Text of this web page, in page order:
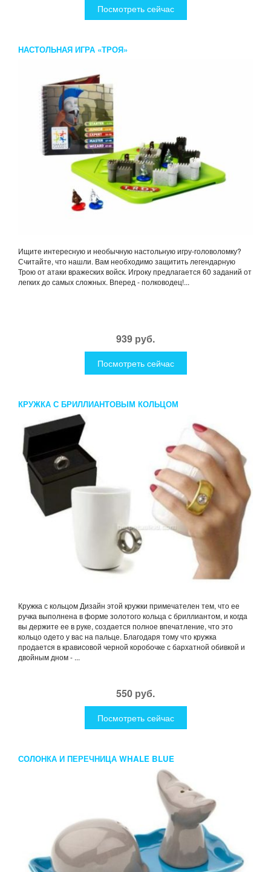
Посмотреть сейчас
НАСТОЛЬНАЯ ИГРА «ТРОЯ»
Ищите интересную и необычную настольную игру-головоломку?
Считайте, что нашли. Вам необходимо защитить легендарную
Трою от атаки вражеских войск. Игроку предлагается 60 заданий от
легких до самых сложных. Вперед - полководец!...
939 руб.
Посмотреть сейчас
КРУЖКА С БРИЛЛИАНТОВЫМ КОЛЬЦОМ
Кружка с кольцом Дизайн этой кружки примечателен тем, что ее
ручка выполнена в форме золотого кольца с бриллиантом, и когда
вы держите ее в руке, создается полное впечатление, что это
кольцо одето у вас на пальце. Благодаря тому что кружка
продается в крависовой черной коробочке с бархатной обивкой и
двойным дном - ...
550 руб.
Посмотреть сейчас
СОЛОНКА И ПЕРЕЧНИЦА WHALE BLUE